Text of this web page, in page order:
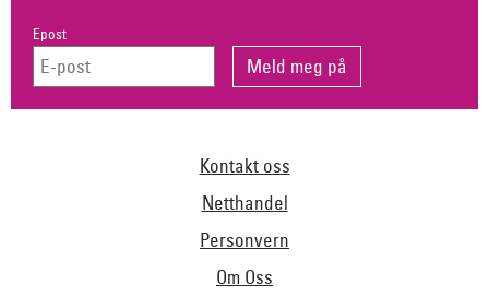
Epost
Kontakt oss
Netthandel
Personvern
Om Oss